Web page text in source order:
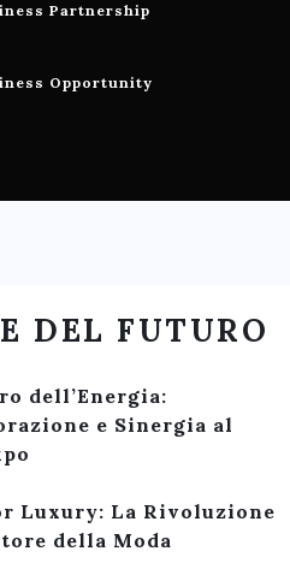
Partnership
Opportunity
DEL FUTURO
dell’Energia:
e Sinergia al
Luxury: La Rivoluzione
della Moda